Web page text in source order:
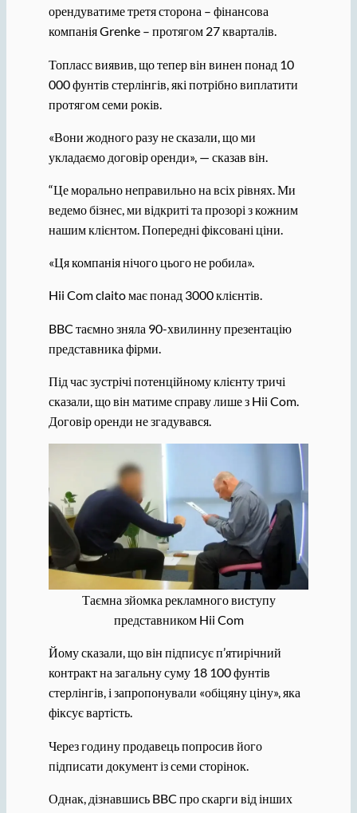
орендуватиме третя сторона – фінансова
компанія Grenke – протягом 27 кварталів.
Топласс виявив, що тепер він винен понад 10
000 фунтів стерлінгів, які потрібно виплатити
протягом семи років.
«Вони жодного разу не сказали, що ми
укладаємо договір оренди», — сказав він.
“Це морально неправильно на всіх рівнях. Ми
ведемо бізнес, ми відкриті та прозорі з кожним
нашим клієнтом. Попередні фіксовані ціни.
«Ця компанія нічого цього не робила».
Hii Com claito має понад 3000 клієнтів.
BBC таємно зняла 90-хвилинну презентацію
представника фірми.
Під час зустрічі потенційному клієнту тричі
сказали, що він матиме справу лише з Hii Com.
Договір оренди не згадувався.
Таємна зйомка рекламного виступу
представником Hii Com
Йому сказали, що він підписує п’ятирічний
контракт на загальну суму 18 100 фунтів
стерлінгів, і запропонували «обіцяну ціну», яка
фіксує вартість.
Через годину продавець попросив його
підписати документ із семи сторінок.
Однак, дізнавшись BBC про скарги від інших